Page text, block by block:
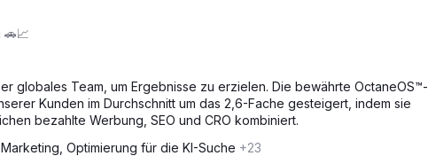
globales Team, um Ergebnisse zu erzielen. Die bewährte OctaneOS™-
Kunden im Durchschnitt um das 2,6-Fache gesteigert, indem sie
bezahlte Werbung, SEO und CRO kombiniert.
Optimierung für die KI-Suche +23